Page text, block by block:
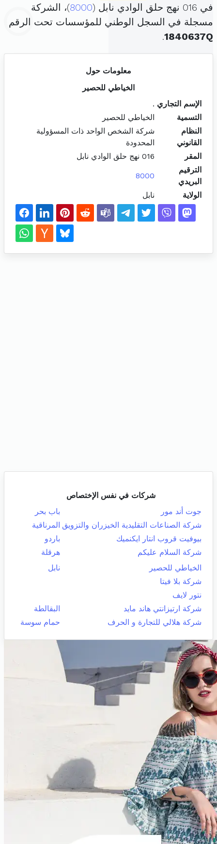
في 016 نهج حلق الوادي نابل (
8000)، الشركة
مسجلة في السجل الوطني للمؤسسات تحت الرقم
1840637Q
.
معلومات حول
الخياطي للحصير
الإسم التجاري .
التسمية
الخياطي للحصير
النظام
القانوني
شركة الشخص الواحد ذات المسؤولية
المحدودة
المقر
016 نهج حلق الوادي نابل
الترقيم
البريدي
8000
الولاية نابل
شركات في نفس الإختصاص
جوت أند مور
باب بحر
شركة الصناعات التقليدية الخيزران والتزويق المرناقية
بيوفيت قروب انتار ايكنميك
باردو
شركة السلام عليكم
هرقلة
الخياطي للحصير
نابل
شركة بلا فيتا
نتور لايف
شركة ارتيزانتي هاند مايد
البقالطة
شركة هلالي للتجارة و الحرف
حمام سوسة